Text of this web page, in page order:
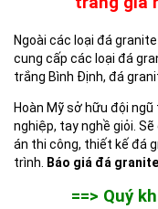
Ngoài các loại đá
cung cấp các loại đá
trắng Bình Định, đá
Hoàn Mỹ sở hữu đội
nghiệp, tay nghề giỏi.
án thi công, thiết kế đá
trình.
Báo giá đá
==> Quý